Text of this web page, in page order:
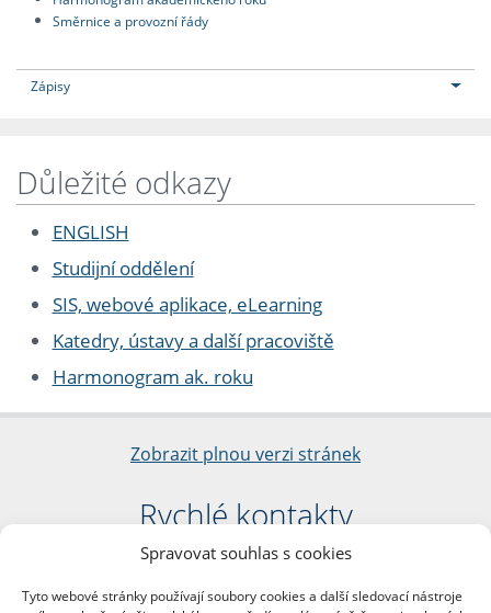
Spravovat souhlas s cookies
Tyto webové stránky používají soubory cookies a další sledovací nástroje
Směrnice a provozní řády
Zápisy
Důležité odkazy
ENGLISH
Studijní oddělení
SIS, webové aplikace, eLearning
Katedry, ústavy a další pracoviště
Harmonogram ak. roku
Zobrazit plnou verzi stránek
Rychlé kontakty
Filozofická fakulta
nám. Jana Palacha 1/2